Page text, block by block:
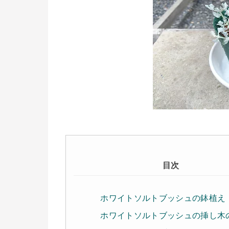
目次
ホワイトソルトブッシュの鉢植え
ホワイトソルトブッシュの挿し木